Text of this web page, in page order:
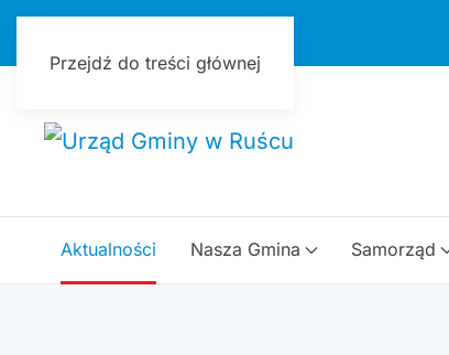
Przejdź do treści głównej
Aktualności Nasza Gmina Samorząd